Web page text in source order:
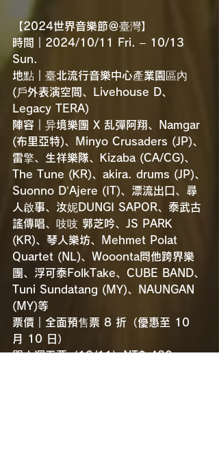
【2024世界音樂節＠臺灣】
時間｜2024/10/11 Fri. – 10/13
Sun.
地點｜臺北流行音樂中心產業園區內
(戶外表演空間、Livehouse D、
Legacy TERA)
陣容｜异境樂團 X 乱彈阿翔、Namgar
(布里亞特)、Minyo Crusaders (JP)、
雷擎、生祥樂隊、Kizaba (CA/CG)、
The Tune (KR)、akira. drums (JP)、
Suonno D’Ajere (IT)、漂流出口、尋
人啟事、汝妮DUNGI SAPOR、泰武古
謠傳唱、吱吱 郭芝吟、JS PARK
(KR)、琴人樂坊、Mehmet Polat
Quartet (NL)、Wooonta問他跨界樂
團、浮可泰FolkTake、CUBE BAND、
Tuni Sundatang (MY)、NAUNGAN
(MY)等
票價｜全面預售票 8 折（優惠至 10
月 10 日）
單人週五票（10/11）NT$ 480